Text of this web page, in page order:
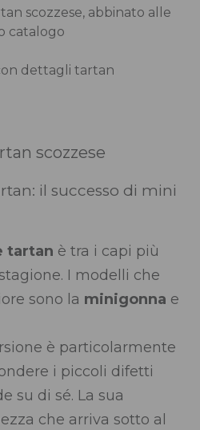
scozzese, abbinato alle
catalogo
dettagli tartan
scozzese
il successo di mini
tartan è tra i capi più
I modelli che
sono la minigonna e
è particolarmente
i piccoli difetti
su di sé. La sua
che arriva sotto al